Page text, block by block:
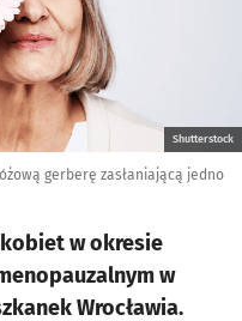
Shutterstock
gerberę zasłaniającą jedno
w okresie
w
Wrocławia.